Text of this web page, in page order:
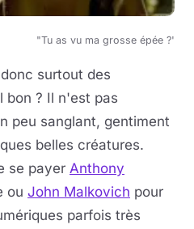
"Tu as vu ma grosse épée ?'
surtout des
bon ? Il n'est pas
peu sanglant, gentiment
belles créatures.
se payer Anthony
ou John Malkovich pour
parfois très